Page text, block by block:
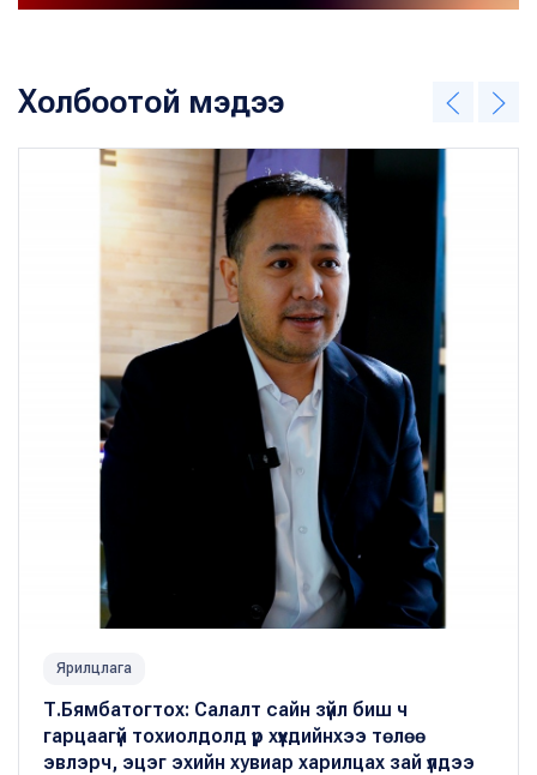
Холбоотой мэдээ
Ярилцлага
Т.Бямбатогтох: Салалт сайн зүйл биш ч
гарцаагүй тохиолдолд үр хүүхдийнхээ төлөө
эвлэрч, эцэг эхийн хувиар харилцах зай үлдээ